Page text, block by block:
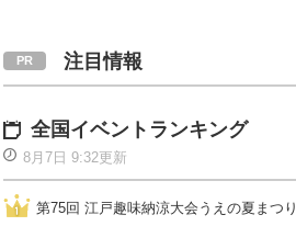
注目情報
全国イベントランキング
8月7日 9:32更新
第75回 江戸趣味納涼大会うえの夏まつり